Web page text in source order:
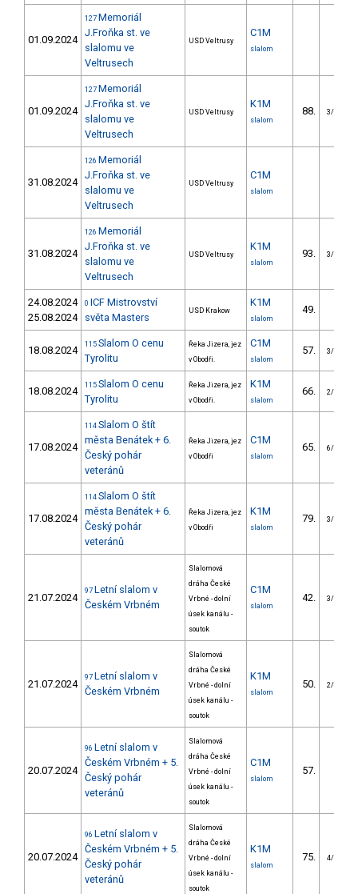
01.09.2024
127 Memoriál
J.Froňka st. ve
slalomu ve
Veltrusech
USD Veltrusy
C1M
slalom
01.09.2024
127 Memoriál
J.Froňka st. ve
slalomu ve
Veltrusech
USD Veltrusy
K1M
slalom
88. 3/VS
31.08.2024
126 Memoriál
J.Froňka st. ve
slalomu ve
Veltrusech
USD Veltrusy
C1M
slalom
31.08.2024
126 Memoriál
J.Froňka st. ve
slalomu ve
Veltrusech
USD Veltrusy
K1M
slalom
93. 3/VS
24.08.2024
25.08.2024
0 ICF Mistrovství
světa Masters
USD Krakow
K1M
slalom
49.
18.08.2024 115 Slalom O cenu
Tyrolitu
Řeka Jizera, jez
v Obodři.
C1M
slalom
57. 3/VS
18.08.2024 115 Slalom O cenu
Tyrolitu
Řeka Jizera, jez
v Obodři.
K1M
slalom
66. 2/VS
17.08.2024
114 Slalom O štít
města Benátek + 6.
Český pohár
veteránů
Řeka Jizera, jez
v Obodři
C1M
slalom
65. 6/VS
17.08.2024
114 Slalom O štít
města Benátek + 6.
Český pohár
veteránů
Řeka Jizera, jez
v Obodři
K1M
slalom
79. 3/VS
21.07.2024
97 Letní slalom v
Českém Vrbném
Slalomová
dráha České
Vrbné - dolní
úsek kanálu -
soutok
C1M
slalom
42. 3/VS
21.07.2024
97 Letní slalom v
Českém Vrbném
Slalomová
dráha České
Vrbné - dolní
úsek kanálu -
soutok
K1M
slalom
50. 2/VS
20.07.2024
96 Letní slalom v
Českém Vrbném + 5.
Český pohár
veteránů
Slalomová
dráha České
Vrbné - dolní
úsek kanálu -
soutok
C1M
slalom
57.
20.07.2024
96 Letní slalom v
Českém Vrbném + 5.
Český pohár
veteránů
Slalomová
dráha České
Vrbné - dolní
úsek kanálu -
soutok
K1M
slalom
75. 4/VS